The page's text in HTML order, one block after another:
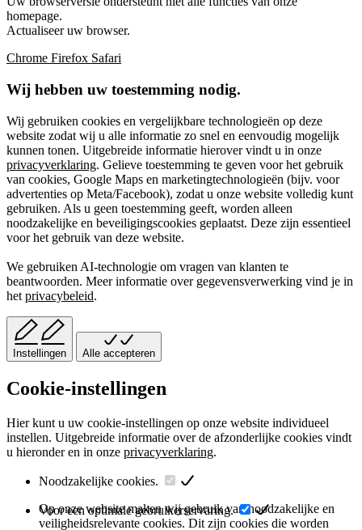
homepage.
Actualiseer uw browser.
Chrome Firefox Safari
Wij hebben uw toestemming nodig.
Wij gebruiken cookies en vergelijkbare technologieën op deze
website zodat wij u alle informatie zo snel en eenvoudig mogelijk
kunnen tonen. Uitgebreide informatie hierover vindt u in onze
privacyverklaring. Gelieve toestemming te geven voor het gebruik
van cookies, Google Maps en marketingtechnologieën (bijv. voor
advertenties op Meta/Facebook), zodat u onze website volledig kunt
gebruiken. Als u geen toestemming geeft, worden alleen
noodzakelijke en beveiligingscookies geplaatst. Deze zijn essentieel
voor het gebruik van deze website.
We gebruiken AI-technologie om vragen van klanten te
beantwoorden. Meer informatie over gegevensverwerking vind je in
het privacybeleid.
Instellingen Alle accepteren
Cookie-instellingen
Hier kunt u uw cookie-instellingen op onze website individueel
instellen. Uitgebreide informatie over de afzonderlijke cookies vindt
u hieronder en in onze privacyverklaring.
Noodzakelijke cookies.
Op onze website maken wij gebruik van noodzakelijke en
veiligheidsrelevante cookies. Dit zijn cookies die worden
Voor een optimale gebruikerservaring.